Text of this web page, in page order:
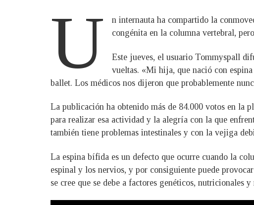
U
n internauta ha compartido la
congénita en la columna vertebral,
Este jueves, el usuario Tommyspall
vueltas. «Mi hija, que nació con
ballet. Los médicos nos dijeron que probablemente
La publicación ha obtenido más de 84.000 votos en la
para realizar esa actividad y la alegría con la que
también tiene problemas intestinales y con la vejiga
La espina bífida es un defecto que ocurre cuando la
espinal y los nervios, y por consiguiente puede
se cree que se debe a factores genéticos, nutricionales